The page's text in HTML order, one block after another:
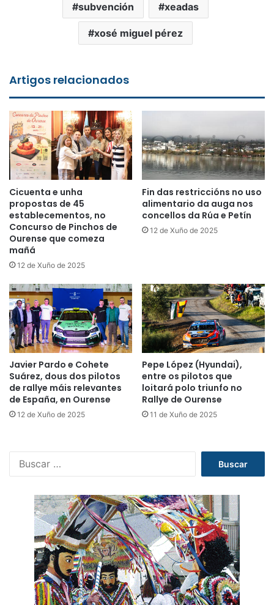
subvención xeadas
xosé miguel pérez
Artigos relacionados
Cicuenta e unha
propostas de 45
establecementos, no
Concurso de Pinchos de
Ourense que comeza
mañá
12 de Xuño de 2025
Fin das restriccións no uso
alimentario da auga nos
concellos da Rúa e Petín
12 de Xuño de 2025
Javier Pardo e Cohete
Suárez, dous dos pilotos
de rallye máis relevantes
de España, en Ourense
12 de Xuño de 2025
Pepe López (Hyundai),
entre os pilotos que
loitará polo triunfo no
Rallye de Ourense
11 de Xuño de 2025
c
a
r
: